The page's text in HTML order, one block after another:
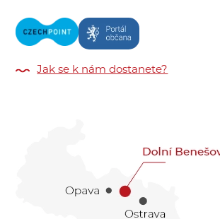
Jak se k nám dostanete?